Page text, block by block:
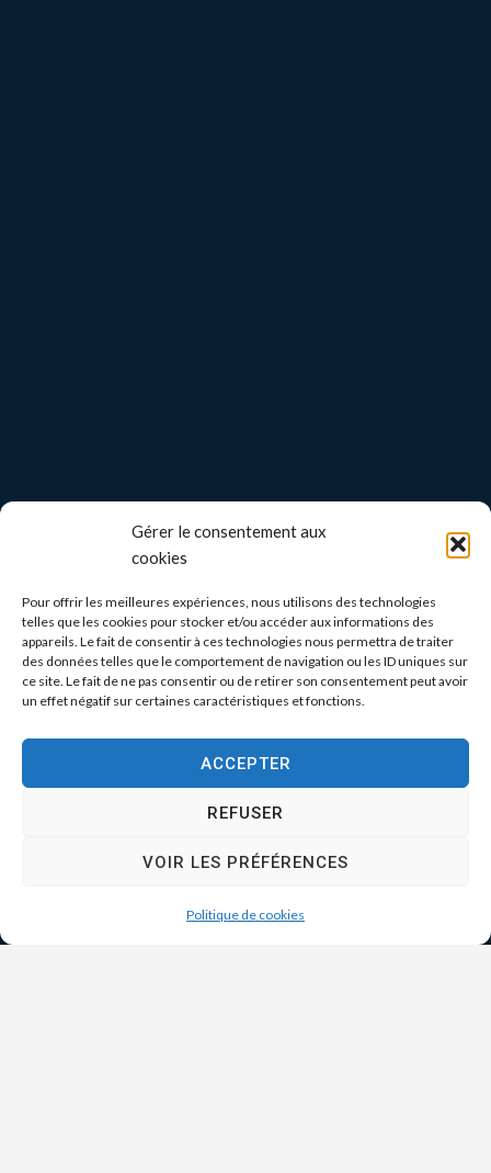
Gérer le consentement aux
cookies
Pour offrir les meilleures expériences, nous utilisons des technologies
telles que les cookies pour stocker et/ou accéder aux informations des
appareils. Le fait de consentir à ces technologies nous permettra de traiter
des données telles que le comportement de navigation ou les ID uniques sur
ce site. Le fait de ne pas consentir ou de retirer son consentement peut avoir
un effet négatif sur certaines caractéristiques et fonctions.
ACCEPTER
REFUSER
VOIR LES PRÉFÉRENCES
Politique de cookies